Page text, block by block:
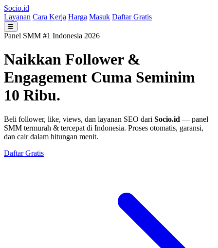
Socio.id
Layanan Cara Kerja Harga Masuk Daftar Gratis
☰
Panel SMM #1 Indonesia 2026
Naikkan Follower &
Engagement Cuma Seminim
10 Ribu.
Beli follower, like, views, dan layanan SEO dari Socio.id — panel
SMM termurah & tercepat di Indonesia. Proses otomatis, garansi,
dan cair dalam hitungan menit.
Daftar Gratis